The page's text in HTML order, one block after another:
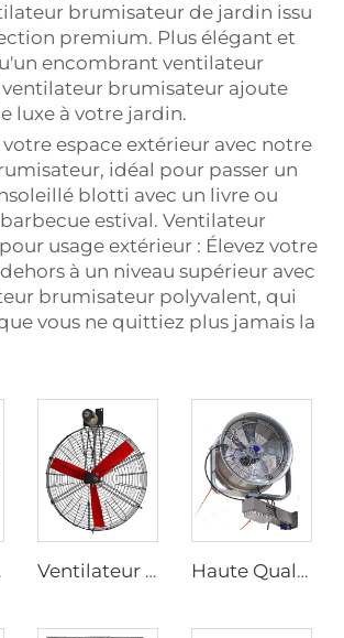
brumisateur de jardin issu
premium. Plus élégant et
encombrant ventilateur
ventilateur brumisateur ajoute
luxe à votre jardin.
votre espace extérieur avec notre
idéal pour passer un
blotti avec un livre ou
estival. Ventilateur
usage extérieur : Élevez votre
à un niveau supérieur avec
brumisateur polyvalent, qui
vous ne quittiez plus jamais la
Ventilateur mural électrique pour stalles à chevaux avec moteur 380V pour étables et fermes Haute Qualité 220V Ventilateur de Brume d'Eau Industriel Refroidisseur Bon Marché Ventilateur Murale pour Usines et Restaurants